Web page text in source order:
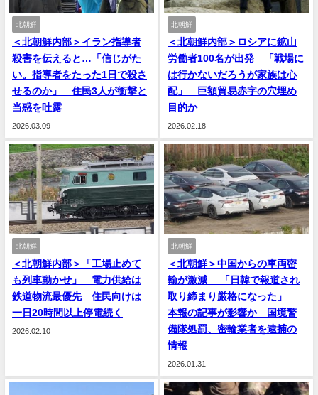
北朝鮮
＜北朝鮮内部＞イラン指導者
殺害を伝えると…「信じがた
い。指導者をたった1日で殺さ
せるのか」 住民3人が衝撃と
当惑を吐露
2026.03.09
北朝鮮
＜北朝鮮内部＞ロシアに鉱山
労働者100名が出発 「戦場に
は行かないだろうが家族は心
配」 巨額貿易赤字の穴埋め
目的か
2026.02.18
北朝鮮
＜北朝鮮内部＞「工場止めて
も列車動かせ」 電力供給は
鉄道物流最優先 住民向けは
一日20時間以上停電続く
2026.02.10
北朝鮮
＜北朝鮮＞中国からの車両密
輸が激減 「日韓で報道され
取り締まり厳格になった」
本報の記事が影響か 国境警
備隊処罰、密輸業者を逮捕の
情報
2026.01.31